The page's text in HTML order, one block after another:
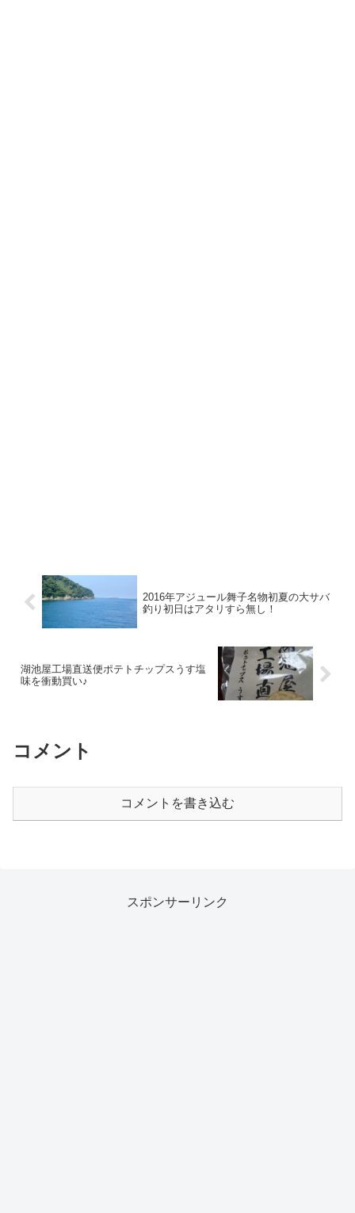
2016年アジュール舞子名物初夏の大サバ
釣り初日はアタリすら無し！
湖池屋工場直送便ポテトチップスうす塩
味を衝動買い♪
コメント
コメントを書き込む
スポンサーリンク